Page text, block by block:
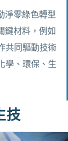
淨零綠色轉型
鍵材料，例如
共同驅動技術
學、環保、生
技